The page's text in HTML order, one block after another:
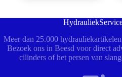
Meer dan 25.000
Bezoek ons in Beesd voor direct
cilinders of het persen van